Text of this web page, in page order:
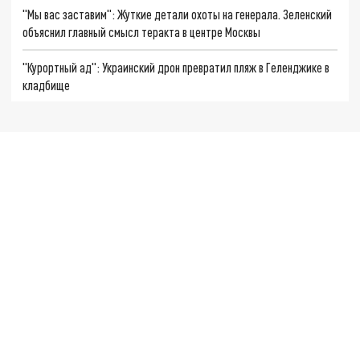
"Мы вас заставим": Жуткие детали охоты на генерала. Зеленский
объяснил главный смысл теракта в центре Москвы
"Курортный ад": Украинский дрон превратил пляж в Геленджике в
кладбище